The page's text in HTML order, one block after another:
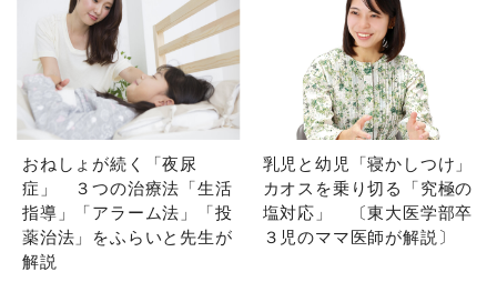
おねしょが続く「夜尿
症」 ３つの治療法「生活
指導」「アラーム法」「投
薬治法」をふらいと先生が
解説
乳児と幼児「寝かしつけ」
カオスを乗り切る「究極の
塩対応」 〔東大医学部卒
３児のママ医師が解説〕